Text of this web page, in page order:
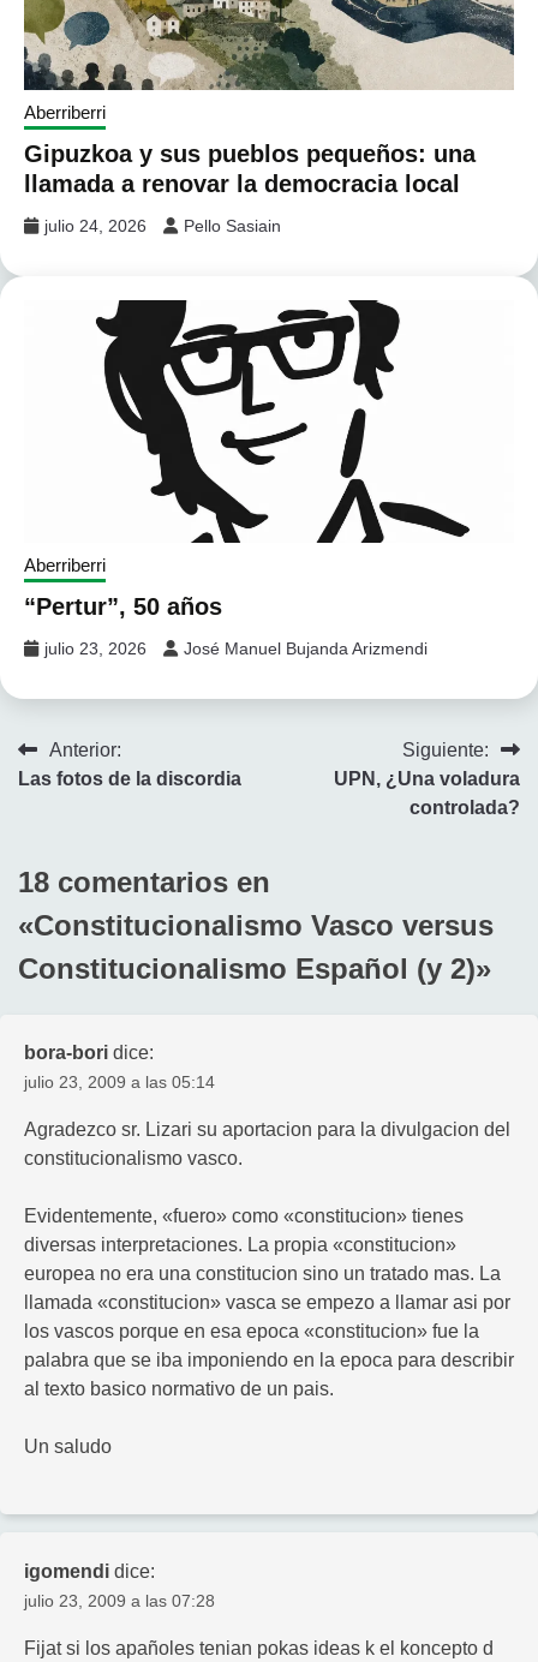
Aberriberri
Gipuzkoa y sus pueblos pequeños: una
llamada a renovar la democracia local
julio 24, 2026 Pello Sasiain
Aberriberri
“Pertur”, 50 años
julio 23, 2026 José Manuel Bujanda Arizmendi
Navegación
Anterior:
Las fotos de la discordia
Siguiente:
UPN, ¿Una voladura
controlada?
18 comentarios en
«Constitucionalismo Vasco versus
Constitucionalismo Español (y 2)»
bora-bori dice:
julio 23, 2009 a las 05:14
Agradezco sr. Lizari su aportacion para la divulgacion del
constitucionalismo vasco.
Evidentemente, «fuero» como «constitucion» tienes
diversas interpretaciones. La propia «constitucion»
europea no era una constitucion sino un tratado mas. La
llamada «constitucion» vasca se empezo a llamar asi por
los vascos porque en esa epoca «constitucion» fue la
palabra que se iba imponiendo en la epoca para describir
al texto basico normativo de un pais.
Un saludo
igomendi dice:
julio 23, 2009 a las 07:28
Fijat si los apañoles tenian pokas ideas k el koncepto d